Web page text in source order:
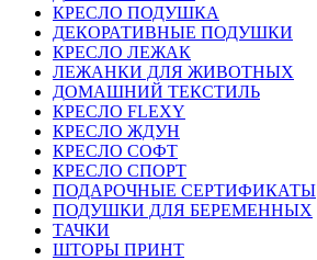
КРЕСЛО ПОДУШКА
ДЕКОРАТИВНЫЕ ПОДУШКИ
КРЕСЛО ЛЕЖАК
ЛЕЖАНКИ ДЛЯ ЖИВОТНЫХ
ДОМАШНИЙ ТЕКСТИЛЬ
КРЕСЛО FLEXY
КРЕСЛО ЖДУН
КРЕСЛО СОФТ
КРЕСЛО СПОРТ
ПОДАРОЧНЫЕ СЕРТИФИКАТЫ
ПОДУШКИ ДЛЯ БЕРЕМЕННЫХ
ТАЧКИ
ШТОРЫ ПРИНТ